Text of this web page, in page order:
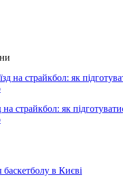
страйкбол: як